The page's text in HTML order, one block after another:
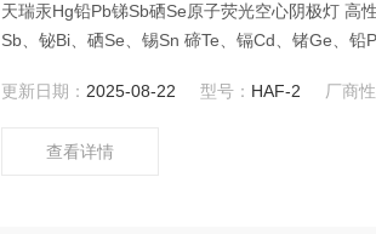
天瑞汞Hg铅Pb锑Sb硒Se原子荧光空心阴极灯 高
Sb、铋Bi、硒Se、锡Sn 碲Te、镉Cd、锗Ge、铅
更新日期： 2025-08-22 型号： HAF-2 厂商
查看详情